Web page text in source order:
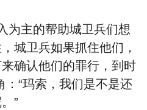
为主的帮助城卫兵们想
城卫兵如果抓住他们，
确认他们的罪行，到时
“玛索，我们是不是还
”